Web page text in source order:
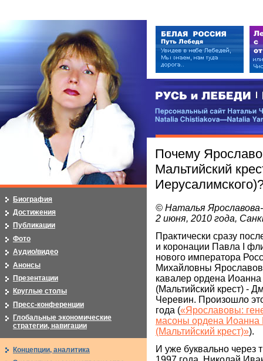
РУСЬ и ЛЕБЕДИ | RUSI —
Персональный сайт Натальи
Почему
Мальтийский
© Наталья
2 июня, 2010 года,
Практически сразу
и коронации Павла I
нового императора
Михайловны
кавалер ордена
(Мальтийский крест) -
Черевин. Произошло
года («Ярославовы:
масоны ордена Иоанна
(Мальтийский крест)»).
И уже буквально через
Биография
Достижения
Публикации
Фото
Аудио/видео
Анонсы
Презентации
Круглые столы
Пресс-конференции
Глобальные экономические
стратегии, навигации
Концепции, аналитика